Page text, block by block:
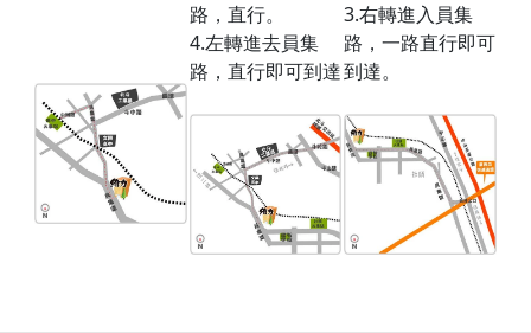
路，直行。
4.左轉進去員集
路，直行即可到達
3.右轉進入員集
路，一路直行即可
到達。